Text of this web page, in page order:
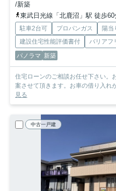
/新築
東武日光線「北鹿沼」駅 徒歩60
駐車2台可 プロパンガス 陽当
建設住宅性能評価書付
バリアフ
パノラマ 新築
住宅ローンのご相談お任せ下さい。
案させて頂きます。お車の借り入れ
見る
中古一戸建